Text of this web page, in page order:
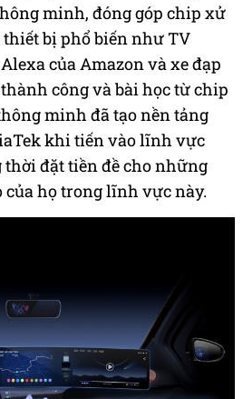
minh, đóng góp chip xử
thiết bị phổ biến như TV
của Amazon và xe đạp
công và bài học từ chip
minh đã tạo nền tảng
khi tiến vào lĩnh vực
thời đặt tiền đề cho những
họ trong lĩnh vực này.